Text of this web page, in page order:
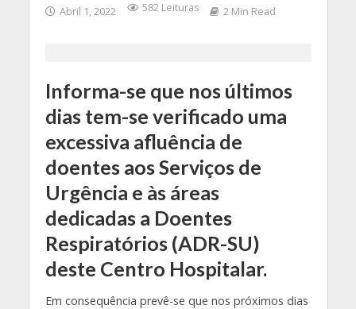
Abril 1, 2022 582 Leituras 2 Min Read
Informa-se que nos últimos
dias tem-se verificado uma
excessiva afluência de
doentes aos Serviços de
Urgência e às áreas
dedicadas a Doentes
Respiratórios (ADR-SU)
deste Centro Hospitalar.
Em consequência prevê-se que nos próximos dias